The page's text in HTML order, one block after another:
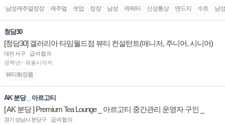
남성캐주얼정장 캐주얼 셋업 정장 남성 캐릭터 신성통상 앤드지 수트 남
청담30
[청담30] 갤러리아 타임월드점 뷰티 컨설턴트(매니저, 주니어, 시니어)
채용
대전 서구
급여협의
경력년↑ 채용시까지
뷰티화장품
AK 분당 _ 아르고티
[ AK 분당 ] Premium Tea Lounge _ 아르고티 중간관리 운영자 구인 _
경기 성남시 분당구
급여협의